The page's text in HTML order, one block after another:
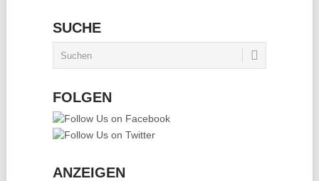
SUCHE
FOLGEN
ANZEIGEN